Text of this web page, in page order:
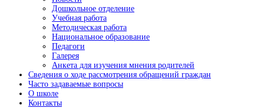
Дошкольное отделение
Учебная работа
Методическая работа
Национальное образование
Педагоги
Галерея
Анкета для изучения мнения родителей
Сведения о ходе рассмотрения обращений граждан
Часто задаваемые вопросы
О школе
Контакты